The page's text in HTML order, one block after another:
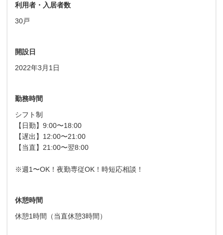
利用者・入居者数
30戸
開設日
2022年3月1日
勤務時間
シフト制
【日勤】9:00〜18:00
【遅出】12:00〜21:00
【当直】21:00〜翌8:00
※週1〜OK！夜勤専従OK！時短応相談！
休憩時間
休憩1時間（当直休憩3時間）